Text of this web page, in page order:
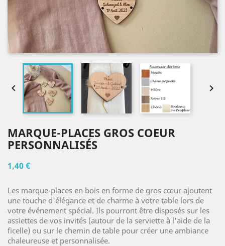
 
MARQUE-PLACES GROS COEUR
PERSONNALISÉS
1,40 €
Les marque-places en bois en forme de gros cœur ajoutent
une touche d'élégance et de charme à votre table lors de
votre événement spécial. Ils pourront être disposés sur les
assiettes de vos invités (autour de la serviette à l'aide de la
ficelle) ou sur le chemin de table pour créer une ambiance
chaleureuse et personnalisée.